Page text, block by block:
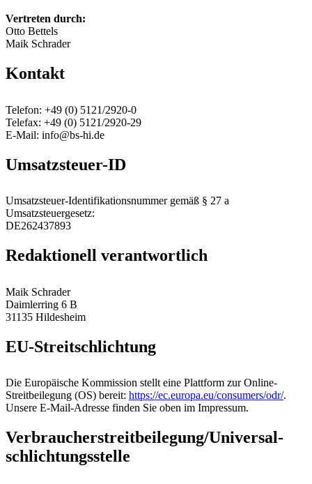
Vertreten durch:
Otto Bettels
Maik Schrader
Kontakt
Telefon: +49 (0) 5121/2920-0
Telefax: +49 (0) 5121/2920-29
E-Mail: info@bs-hi.de
Umsatzsteuer-ID
Umsatzsteuer-Identifikationsnummer gemäß § 27 a
Umsatzsteuergesetz:
DE262437893
Redaktionell verantwortlich
Maik Schrader
Daimlerring 6 B
31135 Hildesheim
EU-Streitschlichtung
Die Europäische Kommission stellt eine Plattform zur Online-
Streitbeilegung (OS) bereit: https://ec.europa.eu/consumers/odr/.
Unsere E-Mail-Adresse finden Sie oben im Impressum.
Verbraucher­streit­beilegung/Universal­
schlichtungs­stelle